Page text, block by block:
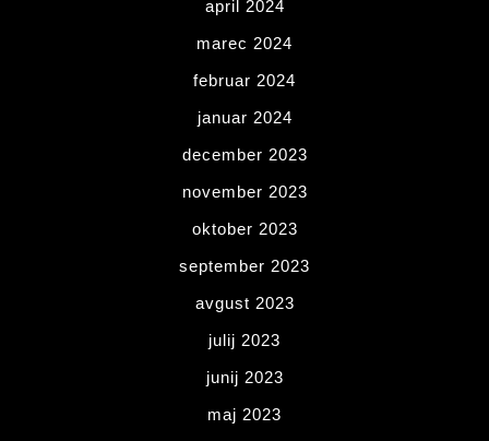
april 2024
marec 2024
februar 2024
januar 2024
december 2023
november 2023
oktober 2023
september 2023
avgust 2023
julij 2023
junij 2023
maj 2023